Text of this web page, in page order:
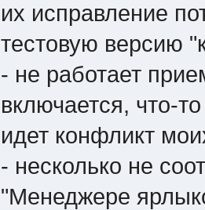
их исправление
тестовую версию
- не работает
включается, что-
идет конфликт
- несколько не
"Менеджере